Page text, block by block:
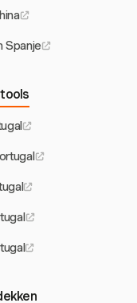
Spanje